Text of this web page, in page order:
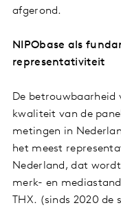
afgerond.
NIPObase als
representativiteit
De betrouwbaarheid
kwaliteit van de
metingen in
het meest
Nederland, dat
merk- en
THX. (sinds 2020